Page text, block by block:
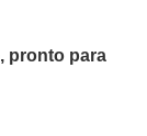
pronto para